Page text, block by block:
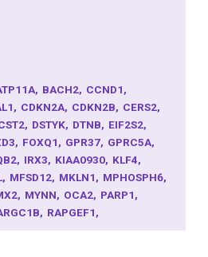
BACH2 CCND1
CDKN2A CDKN2B CERS2
DSTYK DTNB EIF2S2
FOXQ1 GPR37 GPRC5A
IRX3 KIAA0930 KLF4
MFSD12 MKLN1 MPHOSPH6
MYNN OCA2 PARP1
RAPGEF1
SOX6 STN1 TCF25